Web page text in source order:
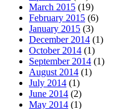
March 2015 (19)
February 2015 (6)
January 2015 (3)
December 2014 (1)
October 2014 (1)
September 2014 (1)
August 2014 (1)
July 2014 (1)
June 2014 (2)
May 2014 (1)